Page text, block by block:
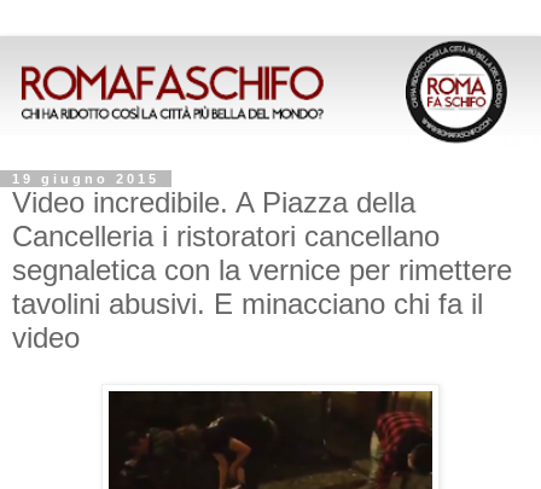
19 giugno 2015
Video incredibile. A Piazza della
Cancelleria i ristoratori cancellano
segnaletica con la vernice per rimettere
tavolini abusivi. E minacciano chi fa il
video